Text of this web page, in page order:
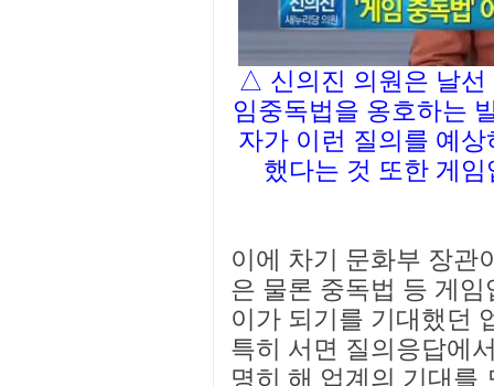
△ 신의진 의원은 날선
임중독법을 옹호하는
자가 이런 질의를 예
했다는 것 또한 게
이에 차기 문화부 장관
은 물론 중독법 등 게
이가 되기를 기대했던
특히 서면 질의응답에
명히 해 업계의 기대를